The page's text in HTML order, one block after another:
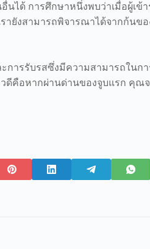
ด้ การศึกษาหนึ่งพบว่าเมื่อผู้เข้
รายังสามารถพิจารณาได้จากก้
ารรับรสซึ่งมีความสามารถใน
คือหากผ่านด่านของจูบแรก คุณ